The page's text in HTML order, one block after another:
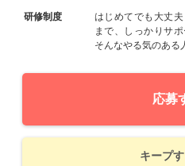
研修制度
はじめてでも大丈
まで、しっかりサ
そんなやる気のある
応募
キープ